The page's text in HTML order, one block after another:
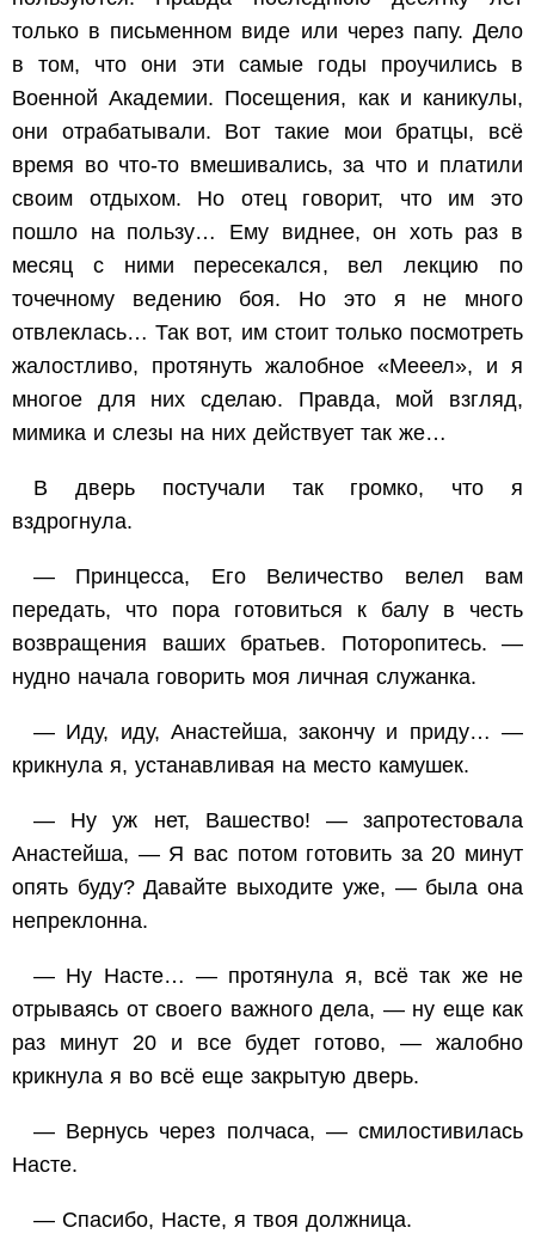
только в письменном виде или через папу. Дело
в том, что они эти самые годы проучились в
Военной Академии. Посещения, как и каникулы,
они отрабатывали. Вот такие мои братцы, всё
время во что-то вмешивались, за что и платили
своим отдыхом. Но отец говорит, что им это
пошло на пользу… Ему виднее, он хоть раз в
месяц с ними пересекался, вел лекцию по
точечному ведению боя. Но это я не много
отвлеклась… Так вот, им стоит только посмотреть
жалостливо, протянуть жалобное «Мееел», и я
многое для них сделаю. Правда, мой взгляд,
мимика и слезы на них действует так же…
В дверь постучали так громко, что я
вздрогнула.
— Принцесса, Его Величество велел вам
передать, что пора готовиться к балу в честь
возвращения ваших братьев. Поторопитесь. —
нудно начала говорить моя личная служанка.
— Иду, иду, Анастейша, закончу и приду… —
крикнула я, устанавливая на место камушек.
— Ну уж нет, Вашество! — запротестовала
Анастейша, — Я вас потом готовить за 20 минут
опять буду? Давайте выходите уже, — была она
непреклонна.
— Ну Насте… — протянула я, всё так же не
отрываясь от своего важного дела, — ну еще как
раз минут 20 и все будет готово, — жалобно
крикнула я во всё еще закрытую дверь.
— Вернусь через полчаса, — смилостивилась
Насте.
— Спасибо, Насте, я твоя должница.